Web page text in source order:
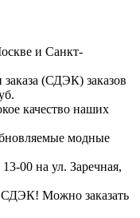
и Санкт-
заказа (СДЭК) заказов
качество наших
модные
00 на ул. Заречная,
Можно заказать